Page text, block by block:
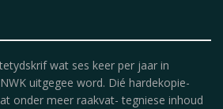
wat ses keer per jaar in
uitgegee word. Dié hardekopie-
onder meer raakvat- tegniese inhoud